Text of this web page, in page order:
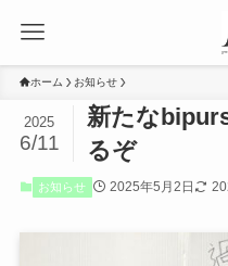
ホーム お知らせ
新たな
るぞ
2025
6/11
お知らせ 2025年5月2日